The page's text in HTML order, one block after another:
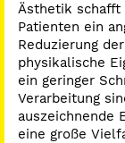
Ästhetik schafft
Patienten ein
Reduzierung
physikalische
ein geringer
Verarbeitung
auszeichnende
eine große